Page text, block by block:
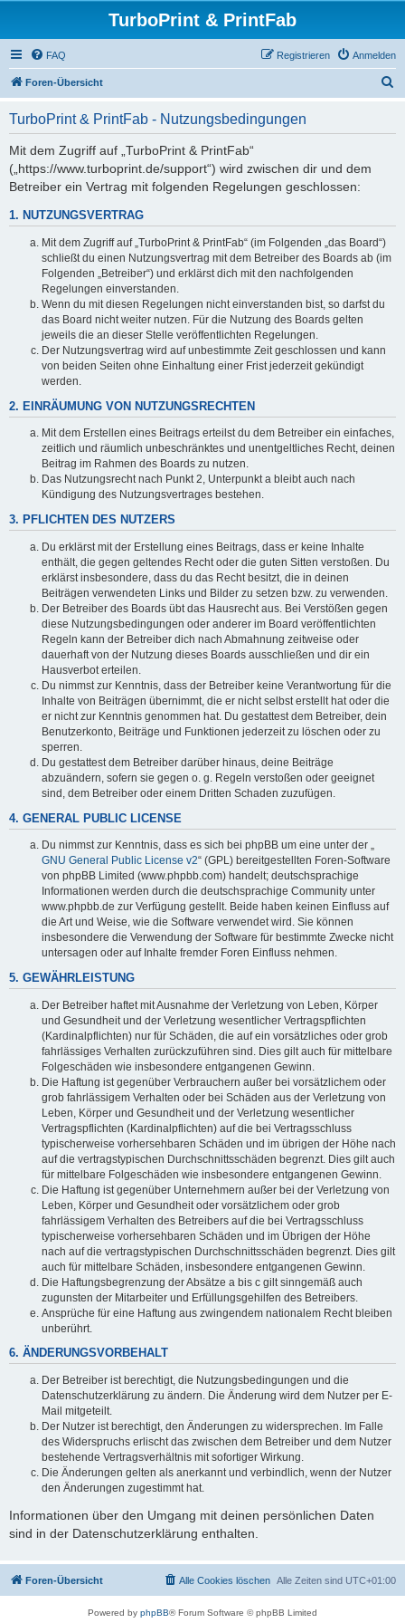
TurboPrint & PrintFab
FAQ Anmelden
Registrieren
Foren-Übersicht
TurboPrint & PrintFab - Nutzungsbedingungen
Mit dem Zugriff auf „TurboPrint & PrintFab“
(„https://www.turboprint.de/support“) wird zwischen dir und dem
Betreiber ein Vertrag mit folgenden Regelungen geschlossen:
1. NUTZUNGSVERTRAG
Mit dem Zugriff auf „TurboPrint & PrintFab“ (im Folgenden „das Board“)
schließt du einen Nutzungsvertrag mit dem Betreiber des Boards ab (im
Folgenden „Betreiber“) und erklärst dich mit den nachfolgenden
Regelungen einverstanden.
Wenn du mit diesen Regelungen nicht einverstanden bist, so darfst du
das Board nicht weiter nutzen. Für die Nutzung des Boards gelten
jeweils die an dieser Stelle veröffentlichten Regelungen.
Der Nutzungsvertrag wird auf unbestimmte Zeit geschlossen und kann
von beiden Seiten ohne Einhaltung einer Frist jederzeit gekündigt
werden.
2. EINRÄUMUNG VON NUTZUNGSRECHTEN
Mit dem Erstellen eines Beitrags erteilst du dem Betreiber ein einfaches,
zeitlich und räumlich unbeschränktes und unentgeltliches Recht, deinen
Beitrag im Rahmen des Boards zu nutzen.
Das Nutzungsrecht nach Punkt 2, Unterpunkt a bleibt auch nach
Kündigung des Nutzungsvertrages bestehen.
3. PFLICHTEN DES NUTZERS
Du erklärst mit der Erstellung eines Beitrags, dass er keine Inhalte
enthält, die gegen geltendes Recht oder die guten Sitten verstoßen. Du
erklärst insbesondere, dass du das Recht besitzt, die in deinen
Beiträgen verwendeten Links und Bilder zu setzen bzw. zu verwenden.
Der Betreiber des Boards übt das Hausrecht aus. Bei Verstößen gegen
diese Nutzungsbedingungen oder anderer im Board veröffentlichten
Regeln kann der Betreiber dich nach Abmahnung zeitweise oder
dauerhaft von der Nutzung dieses Boards ausschließen und dir ein
Hausverbot erteilen.
Du nimmst zur Kenntnis, dass der Betreiber keine Verantwortung für die
Inhalte von Beiträgen übernimmt, die er nicht selbst erstellt hat oder die
er nicht zur Kenntnis genommen hat. Du gestattest dem Betreiber, dein
Benutzerkonto, Beiträge und Funktionen jederzeit zu löschen oder zu
sperren.
Du gestattest dem Betreiber darüber hinaus, deine Beiträge
abzuändern, sofern sie gegen o. g. Regeln verstoßen oder geeignet
sind, dem Betreiber oder einem Dritten Schaden zuzufügen.
4. GENERAL PUBLIC LICENSE
Du nimmst zur Kenntnis, dass es sich bei phpBB um eine unter der „
GNU General Public License v2“ (GPL) bereitgestellten Foren-Software
von phpBB Limited (www.phpbb.com) handelt; deutschsprachige
Informationen werden durch die deutschsprachige Community unter
www.phpbb.de zur Verfügung gestellt. Beide haben keinen Einfluss auf
die Art und Weise, wie die Software verwendet wird. Sie können
insbesondere die Verwendung der Software für bestimmte Zwecke nicht
untersagen oder auf Inhalte fremder Foren Einfluss nehmen.
5. GEWÄHRLEISTUNG
Der Betreiber haftet mit Ausnahme der Verletzung von Leben, Körper
und Gesundheit und der Verletzung wesentlicher Vertragspflichten
(Kardinalpflichten) nur für Schäden, die auf ein vorsätzliches oder grob
fahrlässiges Verhalten zurückzuführen sind. Dies gilt auch für mittelbare
Folgeschäden wie insbesondere entgangenen Gewinn.
Die Haftung ist gegenüber Verbrauchern außer bei vorsätzlichem oder
grob fahrlässigem Verhalten oder bei Schäden aus der Verletzung von
Leben, Körper und Gesundheit und der Verletzung wesentlicher
Vertragspflichten (Kardinalpflichten) auf die bei Vertragsschluss
typischerweise vorhersehbaren Schäden und im übrigen der Höhe nach
auf die vertragstypischen Durchschnittsschäden begrenzt. Dies gilt auch
für mittelbare Folgeschäden wie insbesondere entgangenen Gewinn.
Die Haftung ist gegenüber Unternehmern außer bei der Verletzung von
Leben, Körper und Gesundheit oder vorsätzlichem oder grob
fahrlässigem Verhalten des Betreibers auf die bei Vertragsschluss
typischerweise vorhersehbaren Schäden und im Übrigen der Höhe
nach auf die vertragstypischen Durchschnittsschäden begrenzt. Dies gilt
auch für mittelbare Schäden, insbesondere entgangenen Gewinn.
Die Haftungsbegrenzung der Absätze a bis c gilt sinngemäß auch
zugunsten der Mitarbeiter und Erfüllungsgehilfen des Betreibers.
Ansprüche für eine Haftung aus zwingendem nationalem Recht bleiben
unberührt.
6. ÄNDERUNGSVORBEHALT
Der Betreiber ist berechtigt, die Nutzungsbedingungen und die
Datenschutzerklärung zu ändern. Die Änderung wird dem Nutzer per E-
Mail mitgeteilt.
Der Nutzer ist berechtigt, den Änderungen zu widersprechen. Im Falle
des Widerspruchs erlischt das zwischen dem Betreiber und dem Nutzer
bestehende Vertragsverhältnis mit sofortiger Wirkung.
Die Änderungen gelten als anerkannt und verbindlich, wenn der Nutzer
den Änderungen zugestimmt hat.
Informationen über den Umgang mit deinen persönlichen Daten
sind in der Datenschutzerklärung enthalten.
Foren-Übersicht Alle Zeiten sind UTC+01:00
Alle Cookies löschen
Powered by phpBB® Forum Software © phpBB Limited